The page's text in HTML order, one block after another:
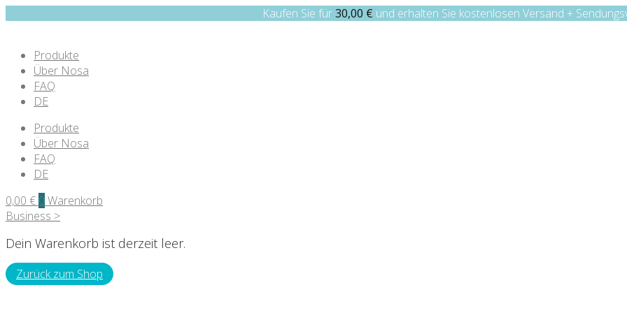
Kaufen Sie für30,00 € und erhalten Sie kostenlosen Versand +
Produkte
Über Nosa
FAQ
DE
Produkte
Über Nosa
FAQ
DE
0,00 € 0 Warenkorb
Business >
Dein Warenkorb ist derzeit leer.
Zurück zum Shop